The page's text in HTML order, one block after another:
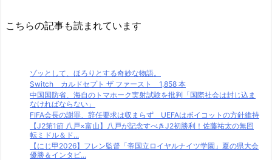
こちらの記事も読まれています
ゾッとして、ほろりとする奇妙な物語。
Switch カルドセプト ザ ファースト 1,858 本
中国国防省、海自のトマホーク実射試験を批判「国際社会は封じ込ま
なければならない」
FIFA会長の謝罪、辞任要求は収まらず UEFAはボイコットの方針維持
【J2第1節 八戸×富山】八戸が記念すべきJ2初勝利！佐藤祐太の無回
転ミドル＆ド...
【にじ甲2026】フレン監督「帝国立ロイヤルナイツ学園」夏の県大会
優勝＆インタビ...